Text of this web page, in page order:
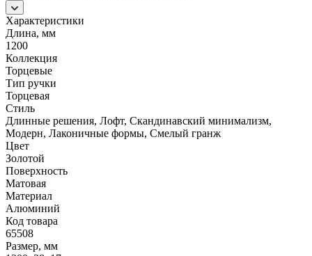
Характеристики
Длина, мм
1200
Коллекция
Торцевые
Тип ручки
Торцевая
Стиль
Длинные решения, Лофт, Скандинавский минимализм,
Модерн, Лаконичные формы, Смелый гранж
Цвет
Золотой
Поверхность
Матовая
Материал
Алюминий
Код товара
65508
Размер, мм